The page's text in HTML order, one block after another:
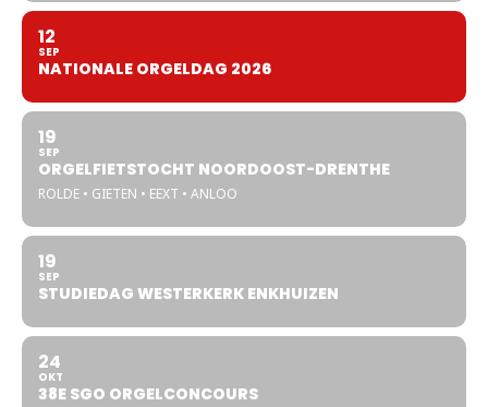
12
SEP
NATIONALE ORGELDAG 2026
19
SEP
ORGELFIETSTOCHT NOORDOOST-DRENTHE
ROLDE • GIETEN • EEXT • ANLOO
19
SEP
STUDIEDAG WESTERKERK ENKHUIZEN
24
OKT
38E SGO ORGELCONCOURS